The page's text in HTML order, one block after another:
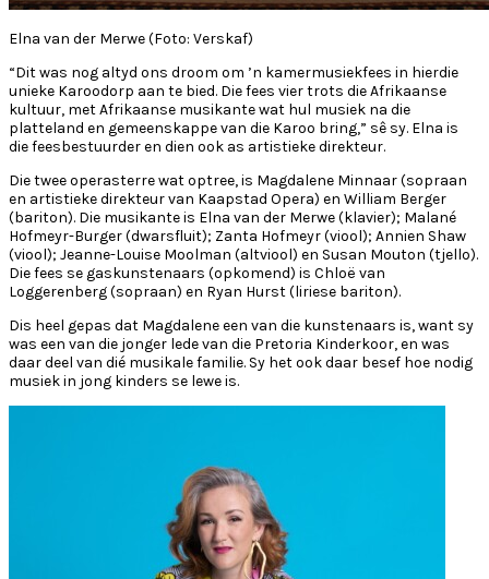
Elna van der Merwe (Foto: Verskaf)
“Dit was nog altyd ons droom om ’n kamermusiekfees in hierdie
unieke Karoodorp aan te bied. Die fees vier trots die Afrikaanse
kultuur, met Afrikaanse musikante wat hul musiek na die
platteland en gemeenskappe van die Karoo bring,” sê sy. Elna is
die feesbestuurder en dien ook as artistieke direkteur.
Die twee operasterre wat optree, is Magdalene Minnaar (sopraan
en artistieke direkteur van Kaapstad Opera) en William Berger
(bariton). Die musikante is Elna van der Merwe (klavier); Malané
Hofmeyr-Burger (dwarsfluit); Zanta Hofmeyr (viool); Annien Shaw
(viool); Jeanne-Louise Moolman (altviool) en Susan Mouton (tjello).
Die fees se gaskunstenaars (opkomend) is Chloë van
Loggerenberg (sopraan) en Ryan Hurst (liriese bariton).
Dis heel gepas dat Magdalene een van die kunstenaars is, want sy
was een van die jonger lede van die Pretoria Kinderkoor, en was
daar deel van dié musikale familie. Sy het ook daar besef hoe nodig
musiek in jong kinders se lewe is.